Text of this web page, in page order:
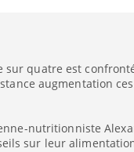
sur quatre est
augmentation
nutritionniste
sur leur
Pourquoi
gâche-t-il
Fortes